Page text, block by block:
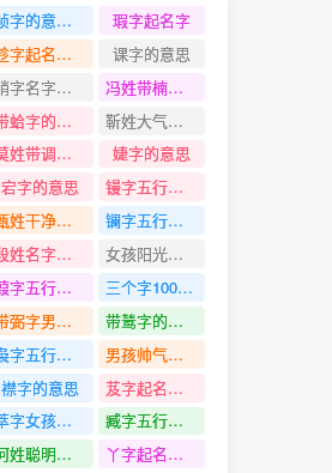
祯字的意思和含义是什么
瑕字起名字
趁字起名寓意
课字的意思
峭字名字大全
冯姓带楠字名字
带蛤字的名字
靳姓大气文雅有灵气的名字
莫姓带调字名字
婕字的意思
宕字的意思
镘字五行是什么
甄姓干净温柔阳光的名字
镧字五行是什么
段姓名字大全免费
女孩阳光魅力的名字
葭字五行是什么
三个字100分的女孩名字
带弼字男孩名字
带鸶字的名字
袅字五行是什么
男孩帅气集锦的名字
襟字的意思
芨字起名寓意
萃字女孩名字大全
臧字五行是什么
何姓聪明事业有成的名字
丫字起名寓意